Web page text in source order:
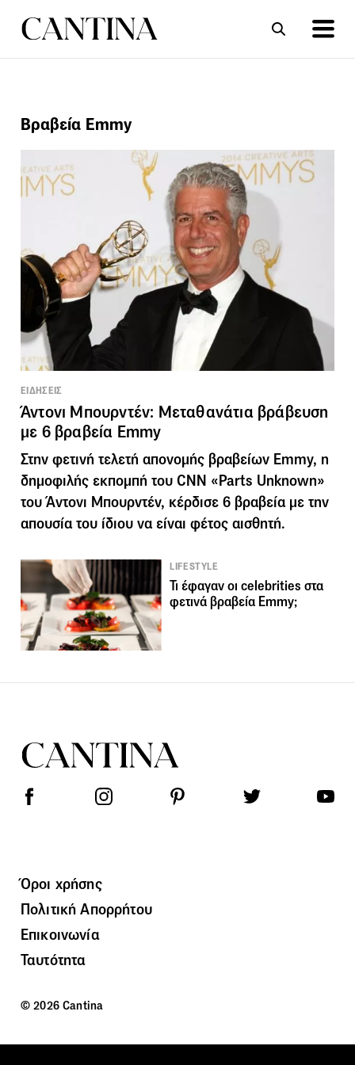
ΣΥΝΤΑΓΕΣ
Βραβεία Emmy
ΕΙΔΗΣΕΙΣ
Άντονι Μπουρντέν: Μεταθανάτια βράβευση
με 6 βραβεία Emmy
Στην φετινή τελετή απονομής βραβείων Emmy, η
δημοφιλής εκπομπή του CNN «Parts Unknown»
του Άντονι Μπουρντέν, κέρδισε 6 βραβεία με την
απουσία του ίδιου να είναι φέτος αισθητή.
LIFESTYLE
Τι έφαγαν οι celebrities στα
φετινά βραβεία Emmy;
Όροι χρήσης
Πολιτική Απορρήτου
Επικοινωνία
Ταυτότητα
© 2026 Cantina